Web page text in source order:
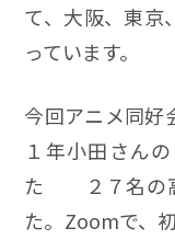
て、大阪、東京
っています。
今回アニメ同好
１年小田さん
た ２７名の高
た。Zoomで、